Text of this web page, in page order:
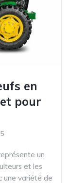
en
pour
un
et les
une variété de